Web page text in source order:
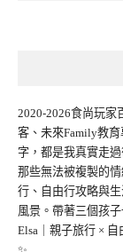
2020-2026食尚玩家
客、未來Family教
字，都是我真實走
那些無法被複製的
行、自由行攻略與
風景。帶著三個孩
Elsa｜親子旅行 ×